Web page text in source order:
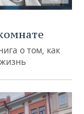
о том, как